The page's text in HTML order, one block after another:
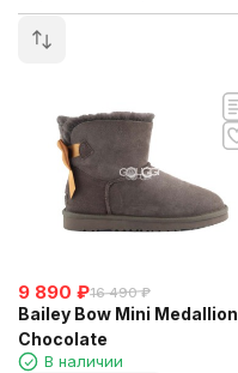
9 890 ₽16 490 ₽
Bailey Bow Mini Medallion
Chocolate
В наличии